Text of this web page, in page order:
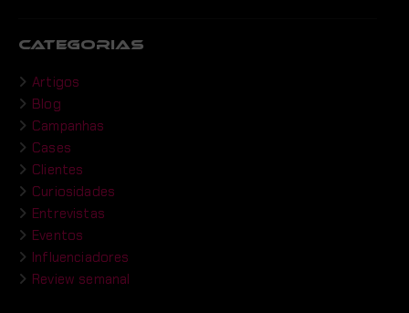
CATEGORIAS
Artigos
Blog
Campanhas
Cases
Clientes
Curiosidades
Entrevistas
Eventos
Influenciadores
Review semanal